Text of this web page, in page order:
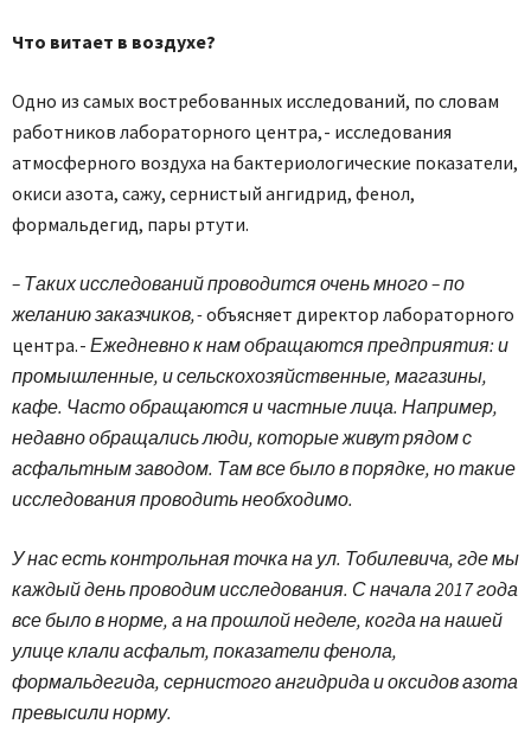
Что витает в воздухе?
Одно из самых востребованных исследований, по словам
работников лабораторного центра, - исследования
атмосферного воздуха на бактериологические показатели,
окиси азота, сажу, сернистый ангидрид, фенол,
формальдегид, пары ртути.
– Таких исследований проводится очень много – по
желанию заказчиков, -объясняет директор лабораторного
центра. - Ежедневно к нам обращаются предприятия: и
промышленные, и сельскохозяйственные, магазины,
кафе. Часто обращаются и частные лица. Например,
недавно обращались люди, которые живут рядом с
асфальтным заводом. Там все было в порядке, но такие
исследования проводить необходимо.
У нас есть контрольная точка на ул. Тобилевича, где мы
каждый день проводим исследования. С начала 2017 года
все было в норме, а на прошлой неделе, когда на нашей
улице клали асфальт, показатели фенола,
формальдегида, сернистого ангидрида и оксидов азота
превысили норму.